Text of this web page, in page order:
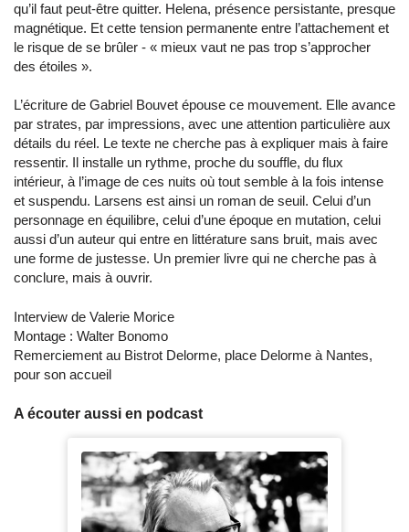
qu’il faut peut-être quitter. Helena, présence persistante, presque
magnétique. Et cette tension permanente entre l’attachement et
le risque de se brûler - « mieux vaut ne pas trop s’approcher
des étoiles ».
L’écriture de Gabriel Bouvet épouse ce mouvement. Elle avance
par strates, par impressions, avec une attention particulière aux
détails du réel. Le texte ne cherche pas à expliquer mais à faire
ressentir. Il installe un rythme, proche du souffle, du flux
intérieur, à l’image de ces nuits où tout semble à la fois intense
et suspendu. Larsens est ainsi un roman de seuil. Celui d’un
personnage en équilibre, celui d’une époque en mutation, celui
aussi d’un auteur qui entre en littérature sans bruit, mais avec
une forme de justesse. Un premier livre qui ne cherche pas à
conclure, mais à ouvrir.
Interview de Valerie Morice
Montage : Walter Bonomo
Remerciement au Bistrot Delorme, place Delorme à Nantes,
pour son accueil
A écouter aussi en podcast